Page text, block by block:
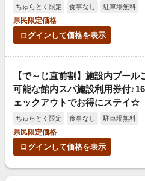
ちゅらとく限定 食事なし
駐車場無料
県民限定価格
ログインして価格を表示
【で～じ直前割】施設内プー
可能な館内スパ施設利用券付
ェックアウトでお得にステイ☆
ちゅらとく限定 食事なし
駐車場無料
県民限定価格
ログインして価格を表示